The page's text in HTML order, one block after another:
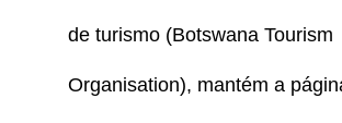
de turismo (Botswana Tourism
Organisation), mantém a